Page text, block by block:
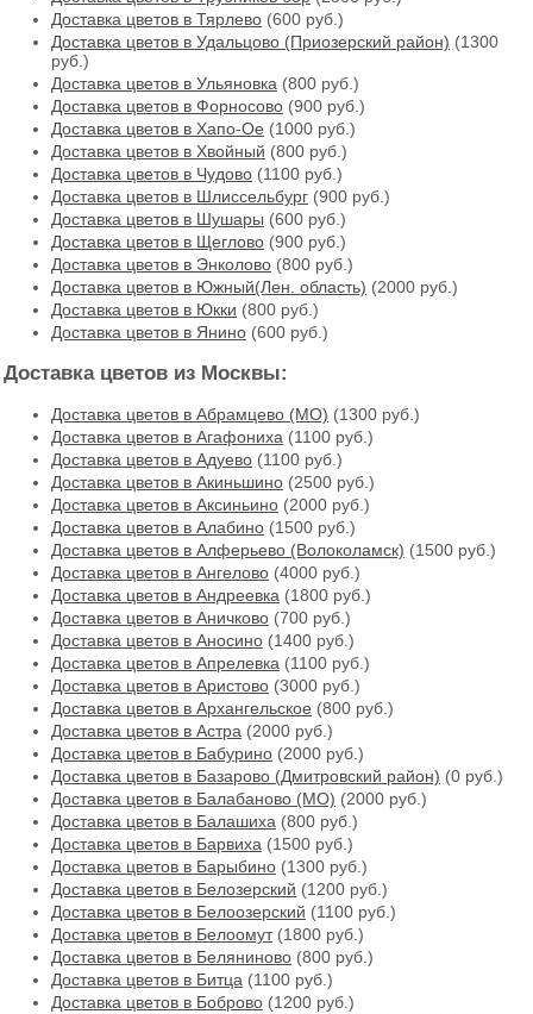
Доставка цветов в Тярлево (600 руб.)
Доставка цветов в Удальцово (Приозерский район) (1300
руб.)
Доставка цветов в Ульяновка (800 руб.)
Доставка цветов в Форносово (900 руб.)
Доставка цветов в Хапо-Ое (1000 руб.)
Доставка цветов в Хвойный (800 руб.)
Доставка цветов в Чудово (1100 руб.)
Доставка цветов в Шлиссельбург (900 руб.)
Доставка цветов в Шушары (600 руб.)
Доставка цветов в Щеглово (900 руб.)
Доставка цветов в Энколово (800 руб.)
Доставка цветов в Южный(Лен. область) (2000 руб.)
Доставка цветов в Юкки (800 руб.)
Доставка цветов в Янино (600 руб.)
Доставка цветов из Москвы:
Доставка цветов в Абрамцево (МО) (1300 руб.)
Доставка цветов в Агафониха (1100 руб.)
Доставка цветов в Адуево (1100 руб.)
Доставка цветов в Акиньшино (2500 руб.)
Доставка цветов в Аксиньино (2000 руб.)
Доставка цветов в Алабино (1500 руб.)
Доставка цветов в Алферьево (Волоколамск) (1500 руб.)
Доставка цветов в Ангелово (4000 руб.)
Доставка цветов в Андреевка (1800 руб.)
Доставка цветов в Аничково (700 руб.)
Доставка цветов в Аносино (1400 руб.)
Доставка цветов в Апрелевка (1100 руб.)
Доставка цветов в Аристово (3000 руб.)
Доставка цветов в Архангельское (800 руб.)
Доставка цветов в Астра (2000 руб.)
Доставка цветов в Бабурино (2000 руб.)
Доставка цветов в Базарово (Дмитровский район) (0 руб.)
Доставка цветов в Балабаново (МО) (2000 руб.)
Доставка цветов в Балашиха (800 руб.)
Доставка цветов в Барвиха (1500 руб.)
Доставка цветов в Барыбино (1300 руб.)
Доставка цветов в Белозерский (1200 руб.)
Доставка цветов в Белоозерский (1100 руб.)
Доставка цветов в Белоомут(1800 руб.)
Доставка цветов в Беляниново (800 руб.)
Доставка цветов в Битца (1100 руб.)
Доставка цветов в Боброво (1200 руб.)